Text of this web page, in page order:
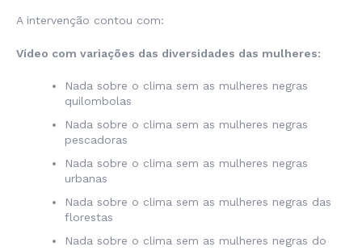
A intervenção contou com:
Vídeo com variações das diversidades das mulheres:
Nada sobre o clima sem as mulheres negras
quilombolas
Nada sobre o clima sem as mulheres negras
pescadoras
Nada sobre o clima sem as mulheres negras
urbanas
Nada sobre o clima sem as mulheres negras das
florestas
Nada sobre o clima sem as mulheres negras do